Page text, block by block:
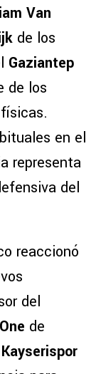
Van
de los
Gaziantep
de los
en el
representa
del
reaccionó
del
de
Kayserispor